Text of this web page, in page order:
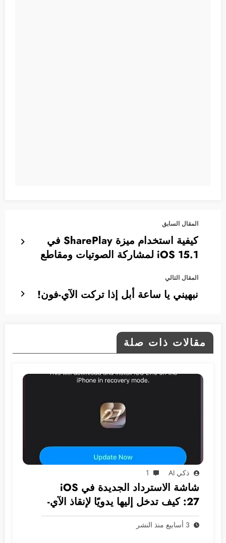
المقال السابق
كيفية استخدام ميزة SharePlay في
iOS 15.1 لمشاركة الصوتيات ومقاطع
المقال التالي
نبهيني يا ساعة أبل إذا تركت الآي-فون!
مقالات ذات صلة
ذكي AI 1
شاشة الاسترداد الجديدة في iOS
27: كيف تدخل إليها يدويًا لإنقاذ الآي-
فون دون كمبيوتر؟
3 أسابيع منذ النشر